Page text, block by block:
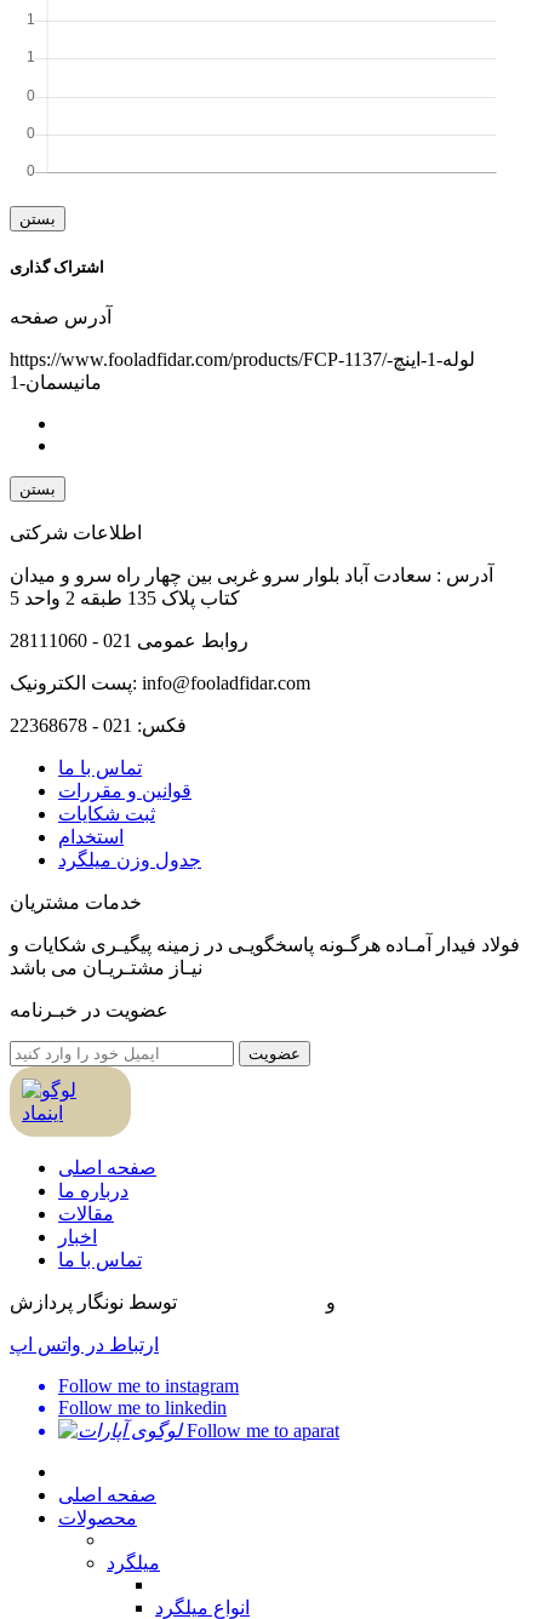
بستن
اشتراک گذاری
آدرس صفحه
https://www.fooladfidar.com/products/FCP-1137/لوله-1-اینچ-
مانیسمان-1
بستن
اطلاعات شرکتی
آدرس : سعادت آباد بلوار سرو غربی بین چهار راه سرو و میدان
کتاب پلاک 135 طبقه 2 واحد 5
روابط عمومی 021 - 28111060
پست الکترونیک: info@fooladfidar.com
فکس: 021 - 22368678
تماس با ما
قوانین و مقررات
ثبت شکایات
استخدام
جدول وزن ميلگرد
خدمات مشتریان
فولاد فیدار آمـاده هرگـونه پاسخگویـی در زمینه پیگیـری شکایات و
نیـاز مشتـریـان می باشد
عضویت در خبـرنامه
عضویت
صفحه اصلی
درباره ما
مقالات
اخبار
تماس با ما
و توسط نونگار پردازش
ارتباط در واتس اپ
Follow me to instagram
Follow me to linkedin
Follow me to aparat
صفحه اصلی
محصولات
میلگرد
انواع میلگرد